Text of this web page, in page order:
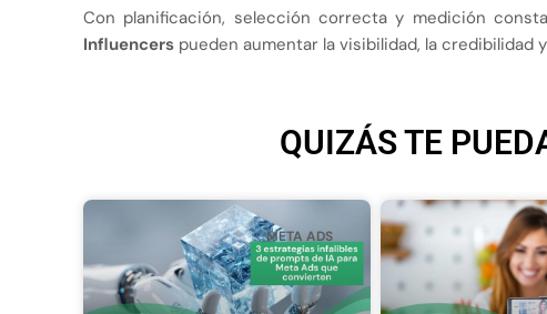
Con planificación, selección correcta y medición
Influencers pueden aumentar la visibilidad, la credibilidad
QUIZÁS TE
META ADS